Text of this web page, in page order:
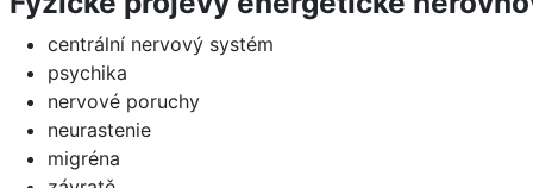
centrální nervový systém
psychika
nervové poruchy
neurastenie
migréna